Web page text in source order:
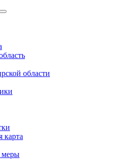
области
карта
меры